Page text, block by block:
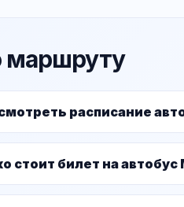
маршруту
расписание
стоит билет на